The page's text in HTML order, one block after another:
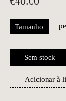
Tamanho
Sem stock
Adicionar à